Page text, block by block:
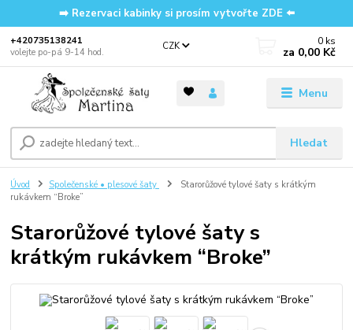
➡️ Rezervaci kabinky si prosím vytvořte ZDE ⬅️
Menu
CZK
Hledat
‭+420735138241
volejte po-pá 9-14 hod.
0 ks
za 0,00 Kč
Úvod Společenské • plesové šaty
Starorůžové tylové šaty s krátkým
rukávkem “Broke”
Starorůžové tylové šaty s
krátkým rukávkem “Broke”